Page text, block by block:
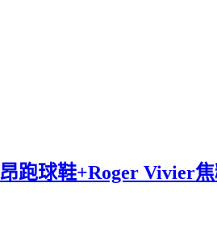
跑球鞋+Roger Vivier